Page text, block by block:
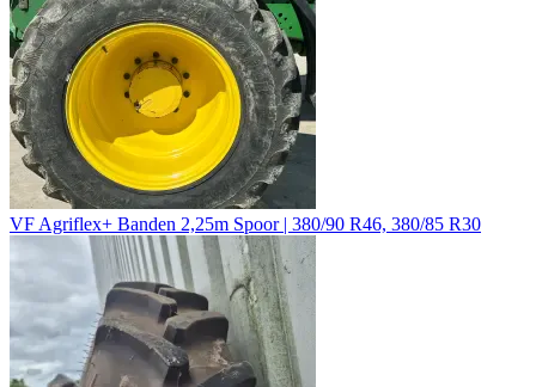
VF Agriflex+ Banden 2,25m Spoor | 380/90 R46, 380/85 R30